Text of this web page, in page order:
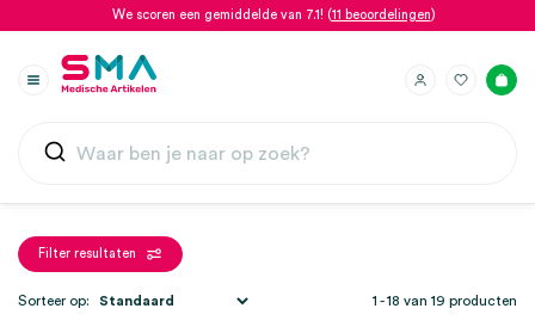
We scoren een gemiddelde van 7.1! (11 beoordelingen)
Filter resultaten
1 - 18 van 19 producten
Sorteer op: